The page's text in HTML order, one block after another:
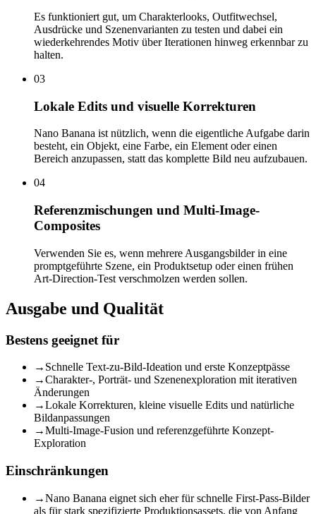
Es funktioniert gut, um Charakterlooks, Outfitwechsel,
Ausdrücke und Szenenvarianten zu testen und dabei ein
wiederkehrendes Motiv über Iterationen hinweg erkennbar zu
halten.
03
Lokale Edits und visuelle Korrekturen
Nano Banana ist nützlich, wenn die eigentliche Aufgabe darin
besteht, ein Objekt, eine Farbe, ein Element oder einen
Bereich anzupassen, statt das komplette Bild neu aufzubauen.
04
Referenzmischungen und Multi-Image-
Composites
Verwenden Sie es, wenn mehrere Ausgangsbilder in eine
promptgeführte Szene, ein Produktsetup oder einen frühen
Art-Direction-Test verschmolzen werden sollen.
Ausgabe und Qualität
Bestens geeignet für
→ Schnelle Text-zu-Bild-Ideation und erste Konzeptpässe
→Charakter-, Porträt- und Szenenexploration mit iterativen
Änderungen
→Lokale Korrekturen, kleine visuelle Edits und natürliche
Bildanpassungen
→Multi-Image-Fusion und referenzgeführte Konzept-
Exploration
Einschränkungen
→Nano Banana eignet sich eher für schnelle First-Pass-Bilder
als für stark spezifizierte Produktionsassets, die von Anfang